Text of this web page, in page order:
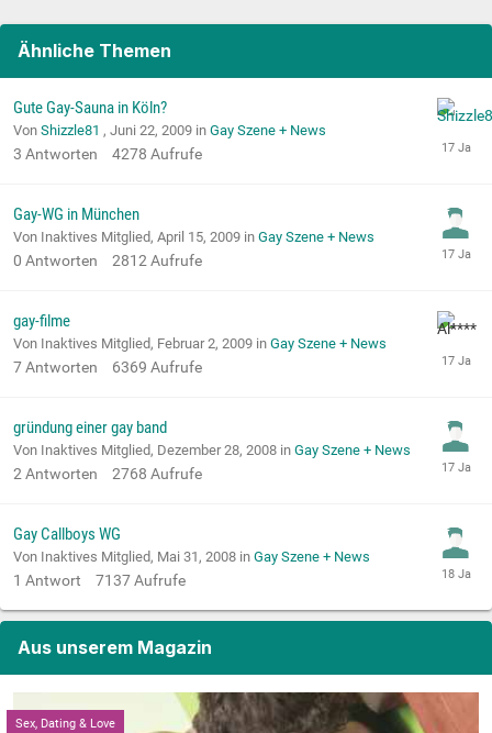
Ähnliche Themen
Gute Gay-Sauna in Köln?
Von Shizzle81 , Juni 22, 2009 in Gay Szene + News
3 Antworten 4278 Aufrufe
Gay-WG in München
Von Inaktives Mitglied, April 15, 2009 in Gay Szene + News
0 Antworten 2812Aufrufe
gay-filme
Von Inaktives Mitglied, Februar 2, 2009 in Gay Szene + News
7Antworten 6369 Aufrufe
gründung einer gay band
Von Inaktives Mitglied, Dezember 28, 2008 in Gay Szene + News
2Antworten 2768 Aufrufe
Gay Callboys WG
Von Inaktives Mitglied, Mai 31, 2008 in Gay Szene + News
1 Antwort 7137Aufrufe
Aus unserem Magazin
Sex, Dating & Love